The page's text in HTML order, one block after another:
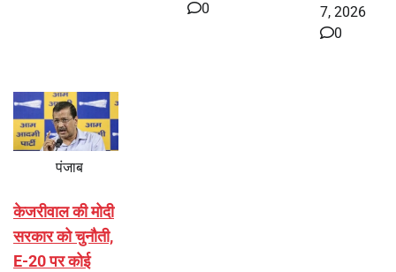
0
7, 2026
0
पंजाब
केजरीवाल की मोदी
सरकार को चुनौती,
E-20 पर कोई